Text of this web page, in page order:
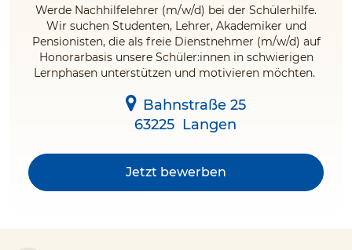
Werde Nachhilfelehrer (m/w/d) bei der Schülerhilfe.
Wir suchen Studenten, Lehrer, Akademiker und
Pensionisten, die als freie Dienstnehmer (m/w/d) auf
Honorarbasis unsere Schüler:innen in schwierigen
Lernphasen unterstützen und motivieren möchten.
Bahnstraße 25
63225 Langen
Jetzt bewerben